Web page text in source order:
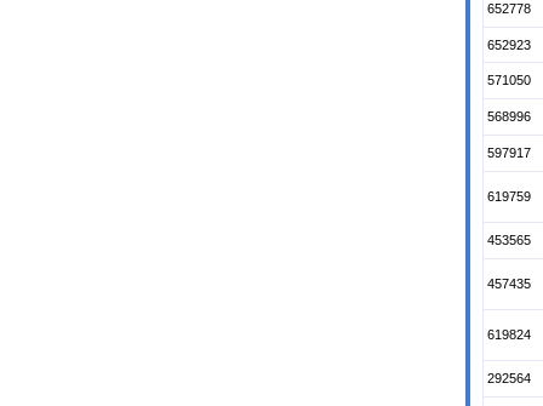
652778
652923
571050
568996
597917
619759
453565
457435
619824
292564